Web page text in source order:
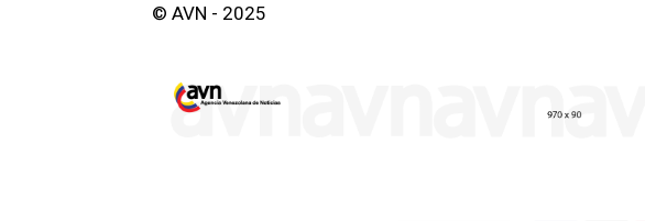
© AVN - 2025